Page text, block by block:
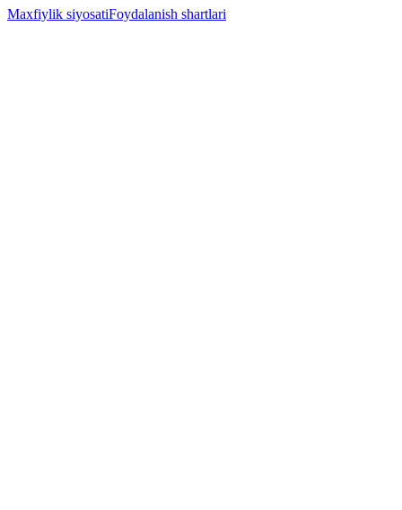
Maxfiylik siyosatiFoydalanish shartlari